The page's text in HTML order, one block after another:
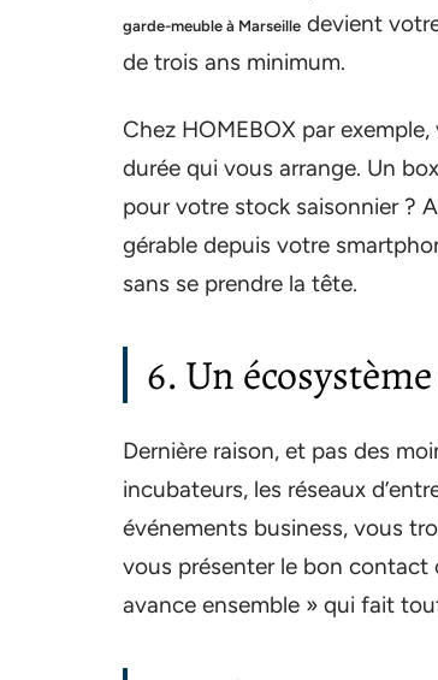
garde-meuble à Marseille devient
de trois ans minimum.
Chez HOMEBOX par
durée qui vous arrange. Un
pour votre stock saisonnier ?
gérable depuis votre
sans se prendre la tête.
6. Un
Dernière raison, et pas des
incubateurs, les réseaux
événements business, vous
vous présenter le bon contact
avance ensemble » qui fait